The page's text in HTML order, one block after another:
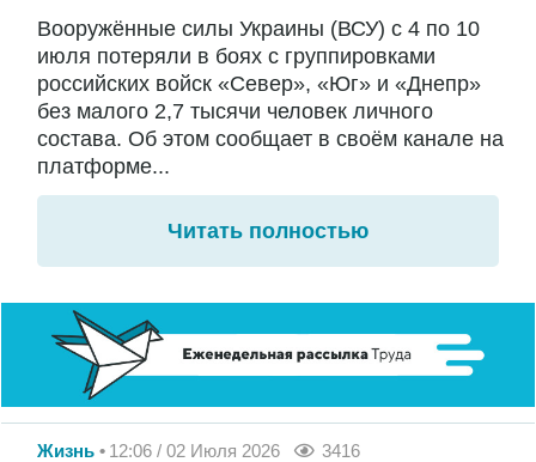
Вооружённые силы Украины (ВСУ) с 4 по 10
июля потеряли в боях с группировками
российских войск «Север», «Юг» и «Днепр»
без малого 2,7 тысячи человек личного
состава. Об этом сообщает в своём канале на
платформе...
Читать полностью
Жизнь 12:06 / 02 Июля 2026 3416